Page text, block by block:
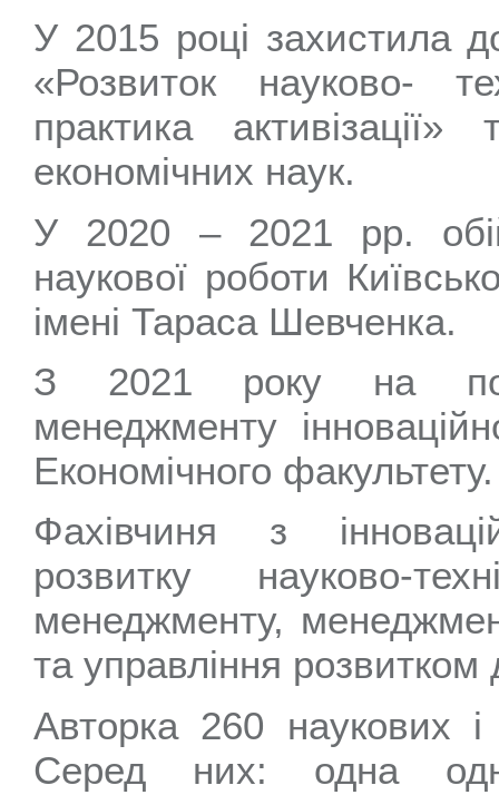
У 2015 році захистила
«Розвиток науково-
практика
економічних наук.
У 2020 – 2021 рр.
наукової роботи
імені Тараса Шевченка.
З 2021 року на
менеджменту
Економічного факультету.
Фахівчиня з
розвитку науково-
менеджменту,
та управління розвитком
Авторка 260 наукових
Серед них: одна